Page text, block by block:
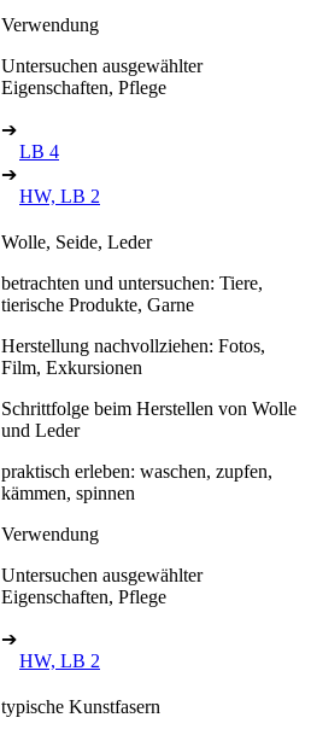
Verwendung
Untersuchen ausgewählter
Eigenschaften, Pflege
➔
LB 4
➔
HW, LB 2
Wolle, Seide, Leder
betrachten und untersuchen: Tiere,
tierische Produkte, Garne
Herstellung nachvollziehen: Fotos,
Film, Exkursionen
Schrittfolge beim Herstellen von Wolle
und Leder
praktisch erleben: waschen, zupfen,
kämmen, spinnen
Verwendung
Untersuchen ausgewählter
Eigenschaften, Pflege
➔
HW, LB 2
typische Kunstfasern